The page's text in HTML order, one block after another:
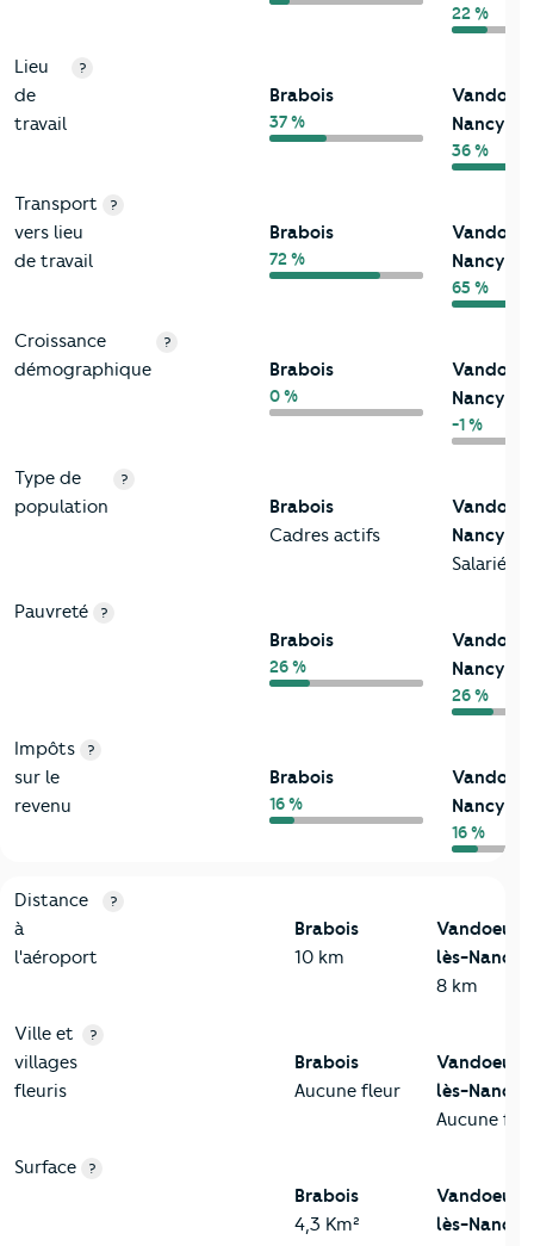
22 %
Lieu
de
travail
?
Brabois
37 %
Nancy
36 %
Transport
vers lieu
de travail
?
Brabois
72 %
Nancy
65 %
Croissance
démographique
?
Brabois
0 %
Nancy
-1 %
Type de
population
?
Brabois
Cadres actifs
Nancy
Salariés
Pauvreté ?
Brabois
26 %
Nancy
26 %
Impôts
sur le
revenu
?
Brabois
16 %
Nancy
16 %
3-Environnement
Critères Brabois
Distance
à
l'aéroport
?
Brabois
10 km
lès-Nancy
8 km
Ville et
villages
fleuris
?
Brabois
Aucune fleur
lès-Nancy
Aucune
Surface ?
Brabois
4,3 Km²
lès-Nancy